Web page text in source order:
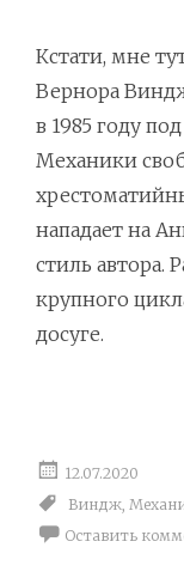
Кстати, мне
Вернора
в 1985 году
Механики
нападает на
стиль автора.
крупного
досуге.
12.07.2020
Виндж,
Оставить